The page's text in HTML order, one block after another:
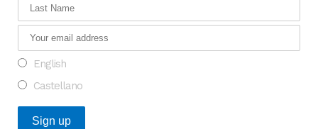
English
Castellano